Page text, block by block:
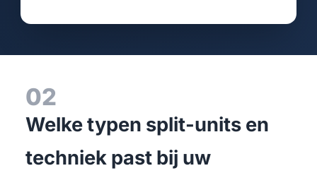
02
Welke typen split-units en
techniek past bij uw